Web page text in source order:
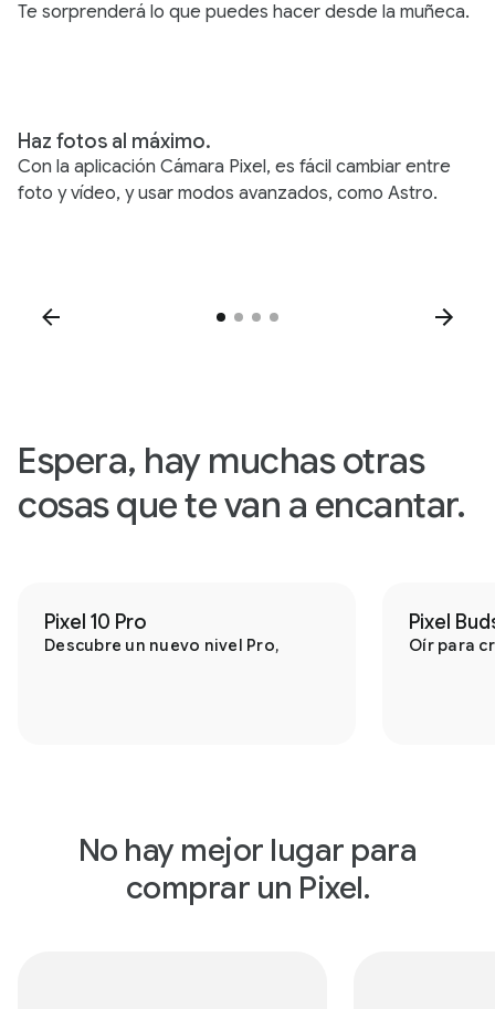
Te sorprenderá lo que puedes hacer desde la muñeca.
Haz fotos al máximo.
Con la aplicación Cámara Pixel, es fácil cambiar entre
foto y vídeo, y usar modos avanzados, como Astro.
Espera, hay muchas otras
cosas que te van a encantar.
Pixel 10 Pro
Descubre un nuevo nivel Pro,
Pixel
Oír para
No hay mejor lugar para
comprar un Pixel.